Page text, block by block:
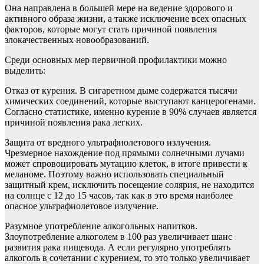
Она направлена в большей мере на ведение здорового и
активного образа жизни, а также исключение всех опасных
факторов, которые могут стать причиной появления
злокачественных новообразований.
Среди основных мер первичной профилактики можно
выделить:
Отказ от курения. В сигаретном дыме содержатся тысячи
химических соединений, которые выступают канцерогенами.
Согласно статистике, именно курение в 90% случаев является
причиной появления рака легких.
Защита от вредного ультрафиолетового излучения.
Чрезмерное нахождение под прямыми солнечными лучами
может спровоцировать мутацию клеток, в итоге привести к
меланоме. Поэтому важно использовать специальный
защитный крем, исключить посещение солярия, не находится
на солнце с 12 до 15 часов, так как в это время наиболее
опасное ультрафиолетовое излучение.
Разумное употребление алкогольных напитков.
Злоупотребление алкоголем в 100 раз увеличивает шанс
развития рака пищевода. А если регулярно употреблять
алкоголь в сочетании с курением, то это только увеличивает